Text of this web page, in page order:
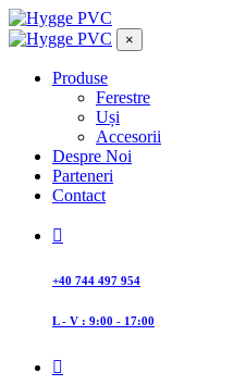
×
Produse
Ferestre
Uși
Accesorii
Despre Noi
Parteneri
Contact
+40 744 497 954
L - V : 9:00 - 17:00